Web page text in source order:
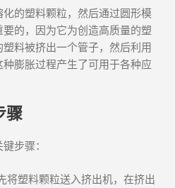
的塑料颗粒，然后通过圆形模
的，因为它为创造高质量的塑
料被挤出一个管子，然后利用
膨胀过程产生了可用于各种应
骤
步骤：
将塑料颗粒送入挤出机，在挤出